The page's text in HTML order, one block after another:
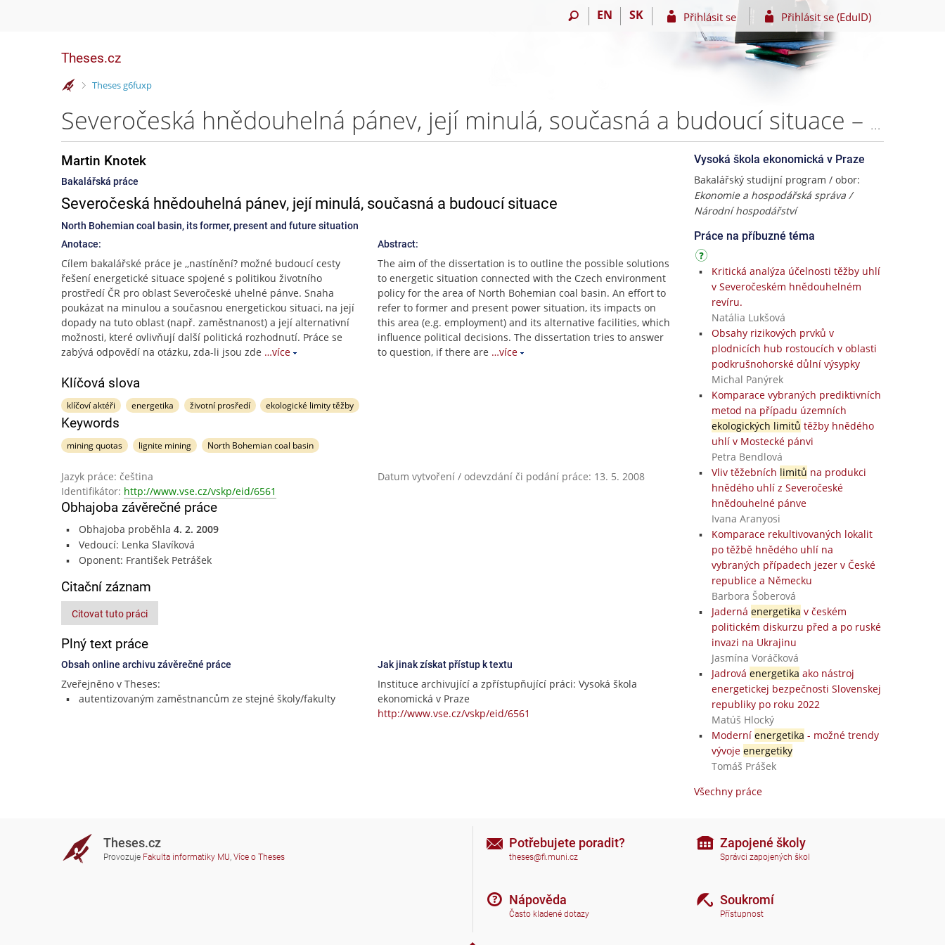
EN SK Přihlásit se Přihlásit se (EduID)
Theses.cz
>
Theses g6fuxp
Severočeská hnědouhelná pánev, její minulá, současná a budoucí situace – Martin Knotek
Martin Knotek
Bakalářská práce
Severočeská hnědouhelná pánev, její minulá, současná a budoucí situace
North Bohemian coal basin, its former, present and future situation
Anotace:
Cílem bakalářské práce je ,,nastínění? možné budoucí cesty
řešení energetické situace spojené s politikou životního
prostředí ČR pro oblast Severočeské uhelné pánve. Snaha
poukázat na minulou a současnou energetickou situaci, na její
dopady na tuto oblast (např. zaměstnanost) a její alternativní
možnosti, které ovlivňují další politická rozhodnutí. Práce se
zabývá odpovědí na otázku, zda-li jsou zde …více
Abstract:
The aim of the dissertation is to outline the possible solutions
to energetic situation connected with the Czech environment
policy for the area of North Bohemian coal basin. An effort to
refer to former and present power situation, its impacts on
this area (e.g. employment) and its alternative facilities, which
influence political decisions. The dissertation tries to answer
to question, if there are …více
Klíčová slova
klíčoví aktéři energetika životní prosředí ekologické limity těžby
Keywords
mining quotas lignite mining North Bohemian coal basin
Jazyk práce: čeština
Datum vytvoření / odevzdání či podání práce: 13. 5. 2008
Identifikátor: http://www.vse.cz/vskp/eid/6561
Obhajoba závěrečné práce
Obhajoba proběhla 4. 2. 2009
Vedoucí: Lenka Slavíková
Oponent: František Petrášek
Citační záznam
Citovat tuto práci
Plný text práce
Obsah online archivu závěrečné práce
Zveřejněno v Theses:
autentizovaným zaměstnancům ze stejné školy/fakulty
Jak jinak získat přístup k textu
Instituce archivující a zpřístupňující práci: Vysoká škola
ekonomická v Praze
http://www.vse.cz/vskp/eid/6561
Vysoká škola ekonomická v Praze
Bakalářský studijní program / obor:
Ekonomie a hospodářská správa /
Národní hospodářství
Práce na příbuzné téma
Kritická analýza účelnosti těžby uhlí
v Severočeském hnědouhelném
revíru.
Natália Lukšová
Obsahy rizikových prvků v
plodnicích hub rostoucích v oblasti
podkrušnohorské důlní výsypky
Michal Panýrek
Komparace vybraných prediktivních
metod na případu územních
ekologických limitů těžby hnědého
uhlí v Mostecké pánvi
Petra Bendlová
Vliv těžebních limitů na produkci
hnědého uhlí z Severočeské
hnědouhelné pánve
Ivana Aranyosi
Komparace rekultivovaných lokalit
po těžbě hnědého uhlí na
vybraných případech jezer v České
republice a Německu
Barbora Šoberová
Jaderná energetika v českém
politickém diskurzu před a po ruské
invazi na Ukrajinu
Jasmína Voráčková
Jadrová energetika ako nástroj
energetickej bezpečnosti Slovenskej
republiky po roku 2022
Matúš Hlocký
Moderní energetika - možné trendy
vývoje energetiky
Tomáš Prášek
Všechny práce
Theses.cz
Provozuje Fakulta informatiky MU, Více o Theses
Potřebujete poradit?
theses@fi.muni.cz
Nápověda
Často kladené dotazy
Zapojené školy
Správci zapojených škol
Soukromí
Přístupnost